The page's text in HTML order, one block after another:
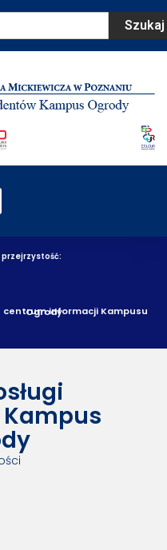
Szukaj
przejrzystość:
Dynamiczne centrum informacji Kampusu Ogrody